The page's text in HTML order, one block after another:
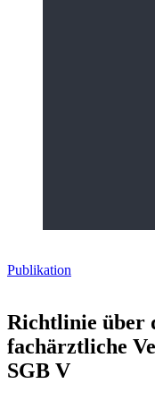
Publikation
Richt­linie über
fach­ärzt­liche
SGB V